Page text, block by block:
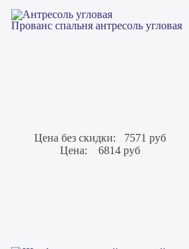
Прованс спальня антресоль угловая
Цена без скидки:
7571 руб
Цена:
6814 руб